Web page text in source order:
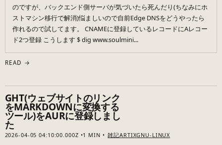
のですが、バックエンド側サーバが気づいたら死んだり(ちなみにホ
ストマシン移行で解消)悩ましいので自前Edge DNSをどうやったら
作れるので試してます。 CNAMEに登録しているレコードにAレコー
ド2つ登録 こうします $ dig www.soulmini...
READ →
GHT(ウェブサイトのリンク
をMARKDOWNに変換する
ツール)をAURに登録しまし
た
2026-04-05 04:10:00.000Z 1 MIN 雑記ARTIXGNU-LINUX